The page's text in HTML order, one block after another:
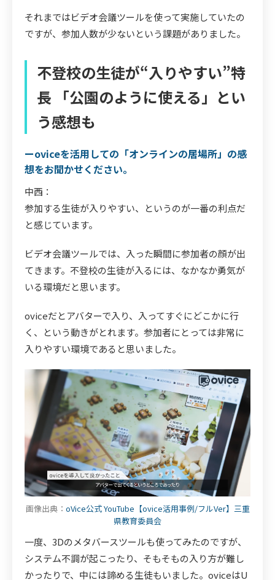
それまではビデオ会議ツールを使って実施していたの
ですが、参加人数が少ないという課題がありました。
不登校の生徒が“入りやすい”特
長 「公園のように使える」とい
う感想も
ーoviceを活用しての「オンラインの居場所」の感
想をお聞かせください。
中西：
参加する生徒が入りやすい、というのが一番の利点だ
と感じています。
ビデオ会議ツールでは、入った瞬間に参加者の顔が出
てきます。不登校の生徒が入るには、なかなか勇気が
いる環境だと思います。
oviceだとアバターで入り、入ってすぐにどこかに行
く、という動きがとれます。参加者にとっては非常に
入りやすい環境であると思いました。
画像出典： oVice公式 YouTube【ovice活用事例/フルVer】三重
県教育委員会
一度、3Dのメタバースツールも使ってみたのですが、
システム不調が起こったり、そもそもの入り方が難し
かったりで、中には諦める生徒もいました。oviceはU